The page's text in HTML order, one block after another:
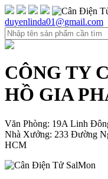
duyenlinda01@gmail.com
CÔNG TY
HỒ GIA
Văn Phòng: 19A Linh
Nhà Xưởng: 233 Đường
HCM